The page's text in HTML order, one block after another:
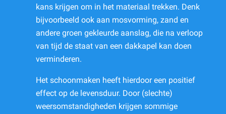
kans krijgen om in het materiaal trekken. Denk
bijvoorbeeld ook aan mosvorming, zand en
andere groen gekleurde aanslag, die na verloop
van tijd de staat van een dakkapel kan doen
verminderen.
Het schoonmaken heeft hierdoor een positief
effect op de levensduur. Door (slechte)
weersomstandigheden krijgen sommige